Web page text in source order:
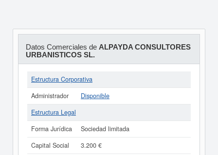
Datos Comerciales de ALPAYDA CONSULTORES
URBANISTICOS SL.
Estructura Corporativa
Administrador
Disponible
Estructura Legal
Forma Jurídica
Sociedad limitada
Capital Social
3.200 €